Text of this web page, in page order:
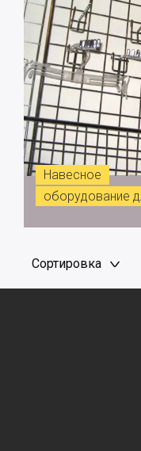
Навесное
оборудование
Сортировка